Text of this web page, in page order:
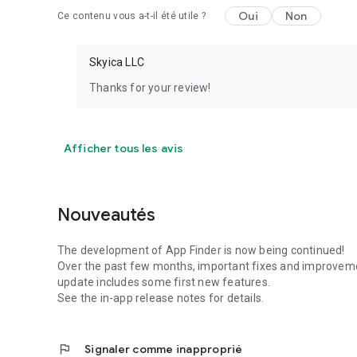
Notes moyennes mondiales des utilisateurs pour les
l'Irlande).
App Finder a été conçu pour être aussi intuitif que possible.
Toutes les fonctionnalités essentielles sont gratuites,
Aucune connexion n’est requise.
Ce contenu vous a-t-il été utile ? Oui Non
Skyica LLC
Thanks for your review!
Afficher tous les avis
Nouveautés
The development of App Finder is now being continued!
Over the past few months, important fixes and
update includes some first new features.
See the in-app release notes for details.
flag Signaler comme inapproprié